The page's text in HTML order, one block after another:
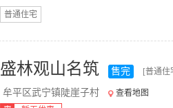
普通住宅
盛林观山名筑 售完 [普通住
牟平区武宁镇陡崖子村
查看地图